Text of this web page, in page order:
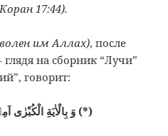
17:44).
им Аллах), после
на сборник “Лучи”
говорит:
وَ بِالْاٰيَةِ الْكُبْرٰى اَمِنّٖى مِنَ الْفَجَتْ (*)